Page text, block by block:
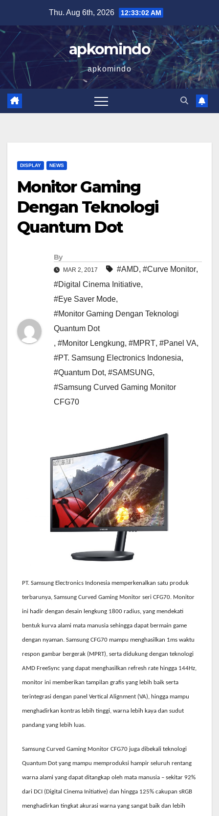
content
Thu. Aug 6th, 2026 12:33:02 AM
apkomindo
apkomindo
DISPLAY NEWS
Monitor Gaming
Dengan Teknologi
Quantum Dot
By
MAR 2, 2017 #AMD, #Curve Monitor,
#Digital Cinema Initiative,
#Eye Saver Mode,
#Monitor Gaming Dengan Teknologi
Quantum Dot
, #Monitor Lengkung, #MPRT, #Panel VA,
#PT. Samsung Electronics Indonesia,
#Quantum Dot, #SAMSUNG,
#Samsung Curved Gaming Monitor
CFG70
PT. Samsung Electronics Indonesia memperkenalkan satu produk
terbarunya, Samsung Curved Gaming Monitor seri CFG70. Monitor
ini hadir dengan desain lengkung 1800 radius, yang mendekati
bentuk kurva alami mata manusia sehingga dapat bermain game
dengan nyaman. Samsung CFG70 mampu menghasilkan 1ms waktu
respon gambar bergerak (MPRT), serta didukung dengan teknologi
AMD FreeSync yang dapat menghasilkan refresh rate hingga 144Hz,
monitor ini memberikan tampilan grafis yang lebih baik serta
terintegrasi dengan panel Vertical Alignment (VA), hingga mampu
menghadirkan kontras lebih tinggi, warna lebih kaya dan sudut
pandang yang lebih luas.
Samsung Curved Gaming Monitor CFG70 juga dibekali teknologi
Quantum Dot yang mampu memproduksi hampir seluruh rentang
warna alami yang dapat ditangkap oleh mata manusia – sekitar 92%
dari DCI (Digital Cinema Initiative) dan hingga 125% cakupan sRGB
menghadirkan tingkat akurasi warna yang sangat baik dan lebih